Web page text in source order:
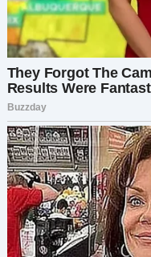
ею с друзьями и
был похожий
комментариях.
друга и помнить: